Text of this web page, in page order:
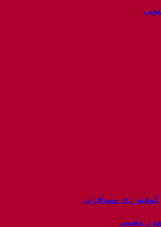
کوهنوردی مسافرتی
دستی